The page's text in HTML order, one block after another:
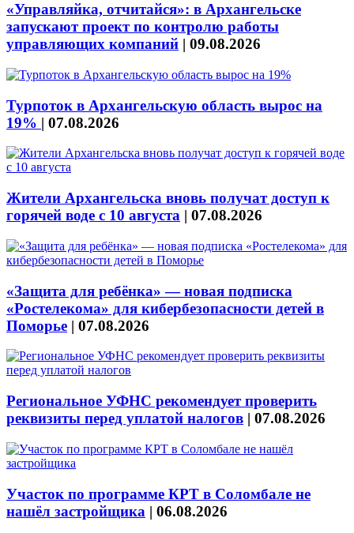
«Управляйка, отчитайся»: в Архангельске
запускают проект по контролю работы
управляющих компаний | 09.08.2026
Турпоток в Архангельскую область вырос на
19% | 07.08.2026
Жители Архангельска вновь получат доступ к
горячей воде с 10 августа | 07.08.2026
«Защита для ребёнка» — новая подписка
«Ростелекома» для кибербезопасности детей в
Поморье | 07.08.2026
Региональное УФНС рекомендует проверить
реквизиты перед уплатой налогов | 07.08.2026
Участок по программе КРТ в Соломбале не
нашёл застройщика | 06.08.2026